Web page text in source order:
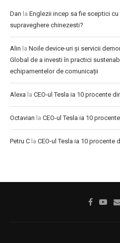
Dan la Englezii incep sa fie sceptici
supraveghere chinezesti?
Alin la Noile device-uri și servicii
Global de a investi în practici
echipamentelor de comunicații
Alexa la CEO-ul Tesla ia 10 procente
Octavian la CEO-ul Tesla ia 10
Petru C la CEO-ul Tesla ia 10 procente